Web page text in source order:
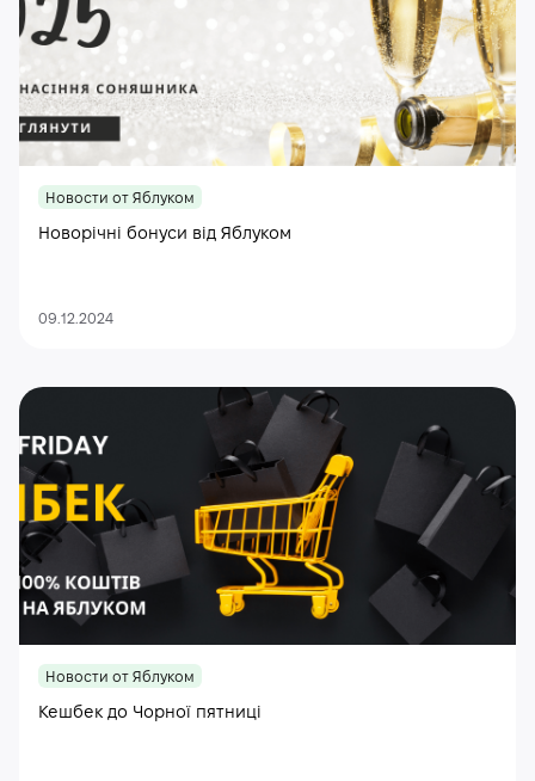
Новости от Яблуком
Новорічні бонуси від Яблуком
09.12.2024
Новости от Яблуком
Кешбек до Чорної пятниці